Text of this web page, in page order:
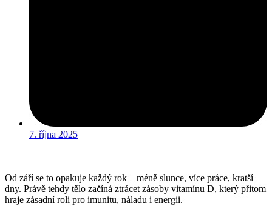
7. října 2025
Od září se to opakuje každý rok – méně slunce, více práce, kratší
dny. Právě tehdy tělo začíná ztrácet zásoby vitamínu D, který přitom
hraje zásadní roli pro imunitu, náladu i energii.